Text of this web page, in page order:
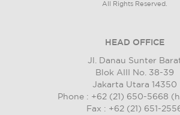
All Rights Reserved.
HEAD OFFICE
Jl. Danau Sunter
Blok AIII No. 38-39
Jakarta Utara 14350
Phone : +62 (21) 650-5668
Fax : +62 (21) 651-